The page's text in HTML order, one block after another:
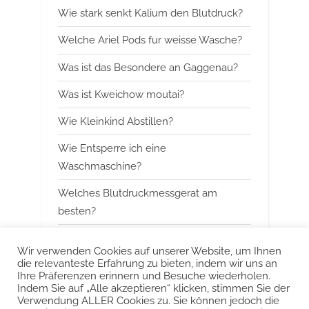
o
s
t
:
Wie stark senkt Kalium den Blutdruck?
Welche Ariel Pods fur weisse Wasche?
Was ist das Besondere an Gaggenau?
Was ist Kweichow moutai?
Wie Kleinkind Abstillen?
Wie Entsperre ich eine
Waschmaschine?
Welches Blutdruckmessgerat am
besten?
Kann man Arbeitsspeicher kombinieren?
Was ist das Besondere an Smeg?
Wir verwenden Cookies auf unserer Website, um Ihnen
die relevanteste Erfahrung zu bieten, indem wir uns an
Ihre Präferenzen erinnern und Besuche wiederholen.
Indem Sie auf „Alle akzeptieren“ klicken, stimmen Sie der
Verwendung ALLER Cookies zu. Sie können jedoch die